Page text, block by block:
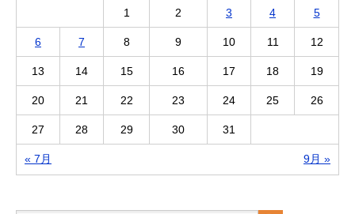
« 7月 9月 »
1 2 3 4 5
6 7 8 9 10 11 12
13 14 15 16 17 18 19
20 21 22 23 24 25 26
27 28 29 30 31